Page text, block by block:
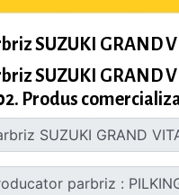
SUZUKI GRAND
SUZUKI GRAND
Produs